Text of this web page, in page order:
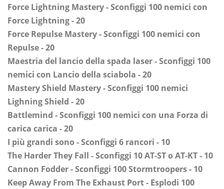
Force Lightning Mastery - Sconfiggi 100 nemici con
Force Lightning - 20
Force Repulse Mastery - Sconfiggi 100 nemici con
Repulse - 20
Maestria del lancio della spada laser - Sconfiggi 100
nemici con Lancio della sciabola - 20
Mastery Shield Mastery - Sconfiggi 100 nemici
Lighning Shield - 20
Battlemind - Sconfiggi 100 nemici con una Forza di
carica carica - 20
I più grandi sono - Sconfiggi 6 rancori - 10
The Harder They Fall - Sconfiggi 10 AT-ST o AT-KT - 10
Cannon Fodder - Sconfiggi 100 Stormtroopers - 10
Keep Away From The Exhaust Port - Esplodi 100